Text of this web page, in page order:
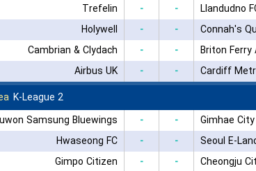
Trefelin
- - Llandudno
Holywell
- - Connah's
Cambrian & Clydach
- - Briton Ferry
Airbus UK
- - Cardiff
K-League 2
Samsung Bluewings
- - Gimhae City
Hwaseong FC
- - Seoul E-
Gimpo Citizen
- - Cheongju